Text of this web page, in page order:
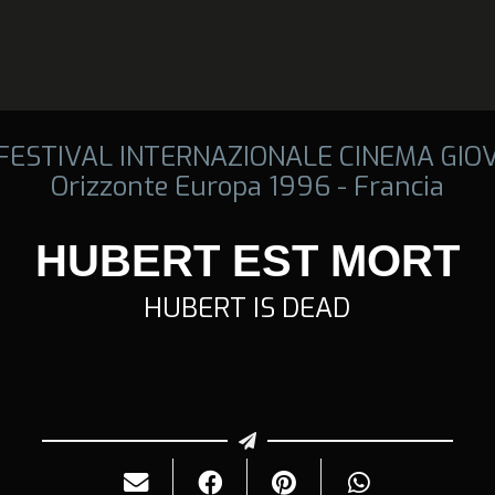
INTERNAZIONALE CINEMA
Orizzonte Europa 1996 - Francia
HUBERT EST MORT
HUBERT IS DEAD